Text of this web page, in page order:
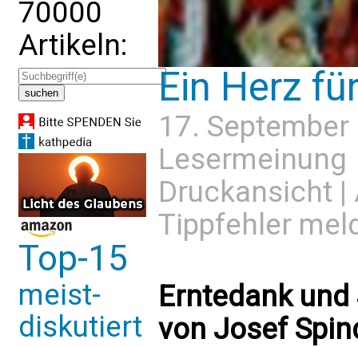
70000
Artikeln:
Top-15
meist-
diskutiert
Ein Herz
17.
Lesermeinung
Druckansicht |
Tippfehler
Erntedank
von Josef